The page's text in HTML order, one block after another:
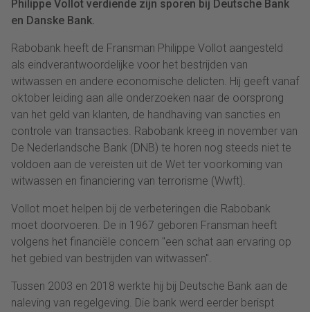
Philippe Vollot verdiende zijn sporen bij Deutsche Bank
en Danske Bank.
Rabobank heeft de Fransman Philippe Vollot aangesteld
als eindverantwoordelijke voor het bestrijden van
witwassen en andere economische delicten. Hij geeft vanaf
oktober leiding aan alle onderzoeken naar de oorsprong
van het geld van klanten, de handhaving van sancties en
controle van transacties. Rabobank kreeg in november van
De Nederlandsche Bank (DNB) te horen nog steeds niet te
voldoen aan de vereisten uit de Wet ter voorkoming van
witwassen en financiering van terrorisme (Wwft).
Vollot moet helpen bij de verbeteringen die Rabobank
moet doorvoeren. De in 1967 geboren Fransman heeft
volgens het financiële concern "een schat aan ervaring op
het gebied van bestrijden van witwassen".
Tussen 2003 en 2018 werkte hij bij Deutsche Bank aan de
naleving van regelgeving. Die bank werd eerder berispt